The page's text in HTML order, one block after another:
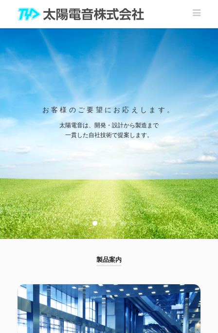
お客様のご要望にお応えします。
太陽電音は、開発・設計から製造まで
一貫した自社技術で提案します。
製品案内